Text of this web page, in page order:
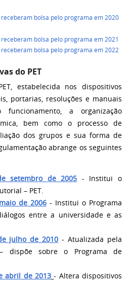
bolsa pelo programa em 2020
bolsa pelo programa em 2021
bolsa pelo programa em 2022
do PET
estabelecida nos dispositivos
portarias, resoluções e manuais
funcionamento, a organização
bem como o processo de
dos grupos e sua forma de
abrange os seguintes
setembro de 2005 - Institui o
– PET.
de 2006- Institui o Programa
entre a universidade e as
julho de 2010 - Atualizada pela
dispõe sobre o Programa de
abril de 2013 - Altera dispositivos